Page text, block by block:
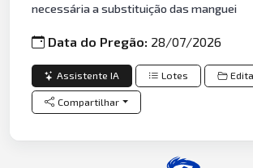
necessária a substituição das manguei
Data do Pregão: 28/07/2026
Assistente IA Lotes
Compartilhar